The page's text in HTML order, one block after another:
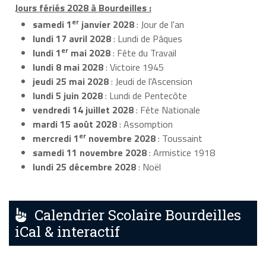
Jours fériés 2028 à Bourdeilles :
samedi 1er janvier 2028: Jour de l'an
lundi 17 avril 2028: Lundi de Pâques
lundi 1er mai 2028: Fête du Travail
lundi 8 mai 2028: Victoire 1945
jeudi 25 mai 2028: Jeudi de l'Ascension
lundi 5 juin 2028: Lundi de Pentecôte
vendredi 14 juillet 2028: Fête Nationale
mardi 15 août 2028: Assomption
mercredi 1er novembre 2028: Toussaint
samedi 11 novembre 2028: Armistice 1918
lundi 25 décembre 2028: Noël
Calendrier Scolaire Bourdeilles
iCal & interactif